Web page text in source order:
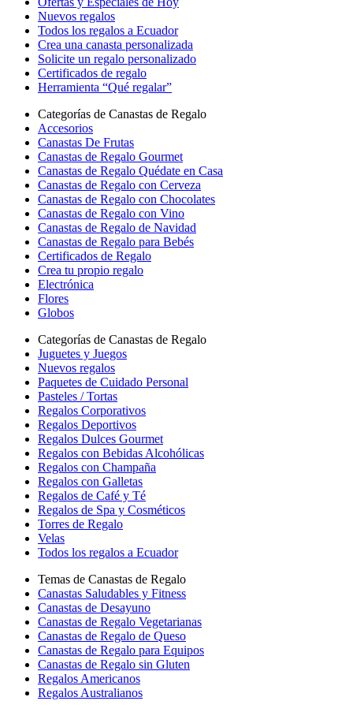
Nuevos regalos
Todos los regalos a Ecuador
Crea una canasta personalizada
Solicite un regalo personalizado
Certificados de regalo
Herramienta “Qué regalar”
Categorías de Canastas de Regalo
Accesorios
Canastas De Frutas
Canastas de Regalo Gourmet
Canastas de Regalo Quédate en Casa
Canastas de Regalo con Cerveza
Canastas de Regalo con Chocolates
Canastas de Regalo con Vino
Canastas de Regalo de Navidad
Canastas de Regalo para Bebés
Certificados de Regalo
Crea tu propio regalo
Electrónica
Flores
Globos
Categorías de Canastas de Regalo
Juguetes y Juegos
Nuevos regalos
Paquetes de Cuidado Personal
Pasteles / Tortas
Regalos Corporativos
Regalos Deportivos
Regalos Dulces Gourmet
Regalos con Bebidas Alcohólicas
Regalos con Champaña
Regalos con Galletas
Regalos de Café y Té
Regalos de Spa y Cosméticos
Torres de Regalo
Velas
Todos los regalos a Ecuador
Temas de Canastas de Regalo
Canastas Saludables y Fitness
Canastas de Desayuno
Canastas de Regalo Vegetarianas
Canastas de Regalo de Queso
Canastas de Regalo para Equipos
Canastas de Regalo sin Gluten
Regalos Americanos
Regalos Australianos